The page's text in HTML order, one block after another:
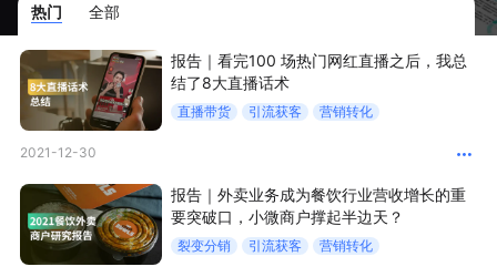
面对面聊增长
有赞春季发布会 实干家直播间
新零售大会 新零售茶会
AllValue 战略合作
热门 全部
报告｜看完100 场热门网红直播之后，我总
结了8大直播话术
直播带货 引流获客 营销转化
2021-12-30
报告｜外卖业务成为餐饮行业营收增长的重
要突破口，小微商户撑起半边天？
裂变分销 引流获客 营销转化